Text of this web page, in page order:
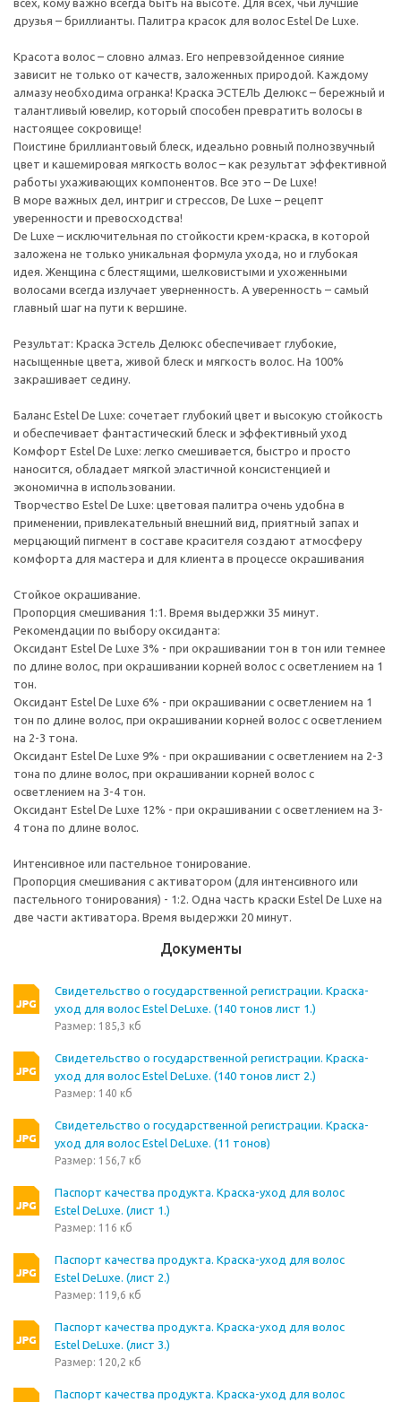
всех, кому важно всегда быть на высоте. Для всех, чьи лучшие
друзья – бриллианты. Палитра красок для волос Estel De Luxe.
Красота волос – словно алмаз. Его непревзойденное сияние
зависит не только от качеств, заложенных природой. Каждому
алмазу необходима огранка! Краска ЭСТЕЛЬ Делюкс – бережный и
талантливый ювелир, который способен превратить волосы в
настоящее сокровище!
Поистине бриллиантовый блеск, идеально ровный полнозвучный
цвет и кашемировая мягкость волос – как результат эффективной
работы ухаживающих компонентов. Все это – De Luxe!
В море важных дел, интриг и стрессов, De Luxe – рецепт
уверенности и превосходства!
De Luxe – исключительная по стойкости крем-краска, в которой
заложена не только уникальная формула ухода, но и глубокая
идея. Женщина с блестящими, шелковистыми и ухоженными
волосами всегда излучает уверненность. А уверенность – самый
главный шаг на пути к вершине.
Результат: Краска Эстель Делюкс обеспечивает глубокие,
насыщенные цвета, живой блеск и мягкость волос. На 100%
закрашивает седину.
Баланс Estel De Luxe: сочетает глубокий цвет и высокую стойкость
и обеспечивает фантастический блеск и эффективный уход
Комфорт Estel De Luxe: легко смешивается, быстро и просто
наносится, обладает мягкой эластичной консистенцией и
экономична в использовании.
Творчество Estel De Luxe: цветовая палитра очень удобна в
применении, привлекательный внешний вид, приятный запах и
мерцающий пигмент в составе красителя создают атмосферу
комфорта для мастера и для клиента в процессе окрашивания
Стойкое окрашивание.
Пропорция смешивания 1:1. Время выдержки 35 минут.
Рекомендации по выбору оксиданта:
Оксидант Estel De Luxe 3% - при окрашивании тон в тон или темнее
по длине волос, при окрашивании корней волос с осветлением на 1
тон.
Оксидант Estel De Luxe 6% - при окрашивании с осветлением на 1
тон по длине волос, при окрашивании корней волос с осветлением
на 2-3 тона.
Оксидант Estel De Luxe 9% - при окрашивании с осветлением на 2-3
тона по длине волос, при окрашивании корней волос с
осветлением на 3-4 тон.
Оксидант Estel De Luxe 12% - при окрашивании с осветлением на 3-
4 тона по длине волос.
Интенсивное или пастельное тонирование.
Пропорция смешивания с активатором (для интенсивного или
пастельного тонирования) - 1:2. Одна часть краски Estel De Luxe на
две части активатора. Время выдержки 20 минут.
Документы
Свидетельство о государственной регистрации. Краска-
уход для волос Estel DeLuxe. (140 тонов лист 1.)
Размер: 185,3 кб
Свидетельство о государственной регистрации. Краска-
уход для волос Estel DeLuxe. (140 тонов лист 2.)
Размер: 140 кб
Свидетельство о государственной регистрации. Краска-
уход для волос Estel DeLuxe. (11 тонов)
Размер: 156,7 кб
Паспорт качества продукта. Краска-уход для волос
Estel DeLuxe. (лист 1.)
Размер: 116 кб
Паспорт качества продукта. Краска-уход для волос
Estel DeLuxe. (лист 2.)
Размер: 119,6 кб
Паспорт качества продукта. Краска-уход для волос
Estel DeLuxe. (лист 3.)
Размер: 120,2 кб
Паспорт качества продукта. Краска-уход для волос